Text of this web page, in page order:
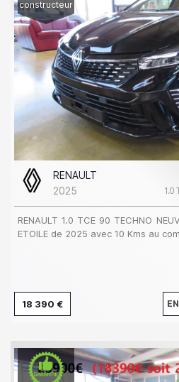
constructeur
RENAULT
2025
1.0
RENAULT 1.0 TCE 90 TECHNO
ETOILE de 2025 avec 10 Kms au
18 390 €